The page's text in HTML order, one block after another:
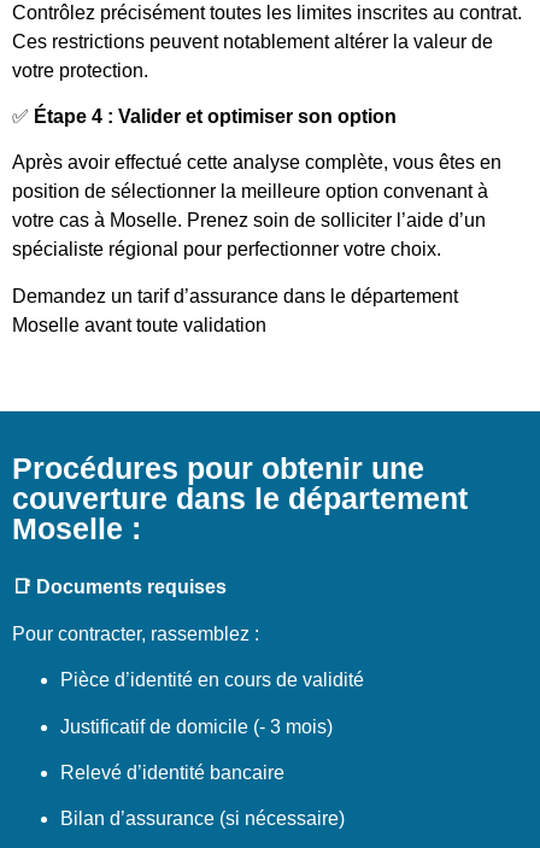
Contrôlez précisément toutes les limites inscrites au contrat.
Ces restrictions peuvent notablement altérer la valeur de
votre protection.
✅ Étape 4 : Valider et optimiser son option
Après avoir effectué cette analyse complète, vous êtes en
position de sélectionner la meilleure option convenant à
votre cas à Moselle. Prenez soin de solliciter l’aide d’un
spécialiste régional pour perfectionner votre choix.
Demandez un tarif d’assurance dans le département
Moselle avant toute validation
Procédures pour obtenir une
couverture dans le département
Moselle :
📑 Documents requises
Pour contracter, rassemblez :
Pièce d’identité en cours de validité
Justificatif de domicile (- 3 mois)
Relevé d’identité bancaire
Bilan d’assurance (si nécessaire)